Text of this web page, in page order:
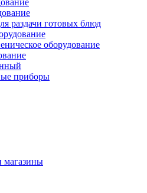
раздачи готовых блюд
оборудование
приборы
магазины